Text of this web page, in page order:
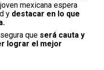
mexicana espera
y destacar en lo que
que será cauta y
lograr el mejor